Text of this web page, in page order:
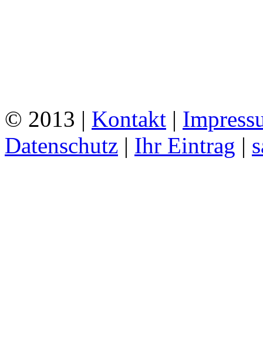
© 2013 | Kontakt |
Datenschutz | Ihr Eintrag |